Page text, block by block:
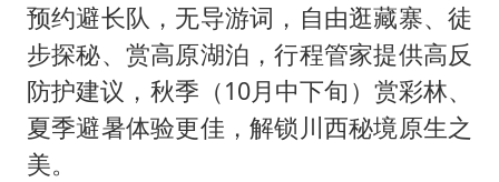
预约避长队，无导游词，自由逛藏寨、徒
步探秘、赏高原湖泊，行程管家提供高反
防护建议，秋季（10月中下旬）赏彩林、
夏季避暑体验更佳，解锁川西秘境原生之
美。